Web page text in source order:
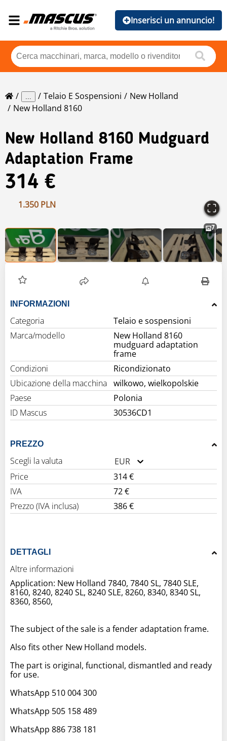
Inserisci un annuncio!
... Telaio E Sospensioni
New Holland
New Holland 8160
New Holland 8160 Mudguard
Adaptation Frame
314 €
1.350 PLN
7
INFORMAZIONI
Categoria
Telaio e sospensioni
Marca/modello
New Holland 8160
mudguard adaptation
frame
Condizioni
Ricondizionato
Ubicazione della macchina wilkowo, wielkopolskie
Paese
Polonia
ID Mascus
30536CD1
PREZZO
Scegli la valuta
EUR
Price
314 €
IVA
72 €
Prezzo (IVA inclusa)
386 €
DETTAGLI
Altre informazioni
Application: New Holland 7840, 7840 SL, 7840 SLE,
8160, 8240, 8240 SL, 8240 SLE, 8260, 8340, 8340 SL,
8360, 8560,
The subject of the sale is a fender adaptation frame.
Also fits other New Holland models.
The part is original, functional, dismantled and ready
for use.
WhatsApp 510 004 300
WhatsApp 505 158 489
WhatsApp 886 738 181